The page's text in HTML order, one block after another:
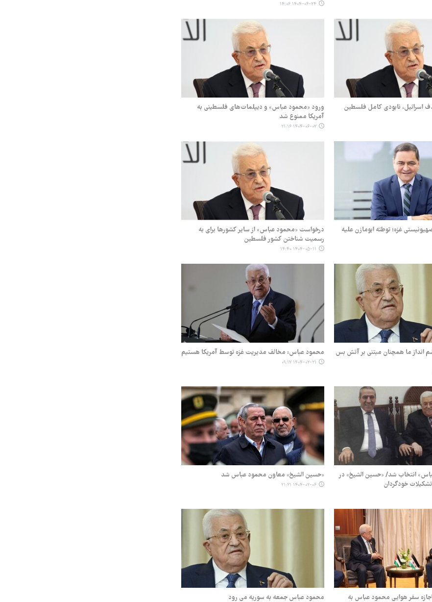
۱۴۰۴-۰۶-۲۴ ۱۴:۰۶
نابودی کامل فلسطین
ورود «محمود عباس» و دیپلمات‌های فلسطینی به
آمریکا ممنوع شد
۱۴۰۴-۰۶-۰۷ ۲۱:۱۶
غزه؛ توطئه ابومازن علیه
درخواست «محمود عباس» از سایر کشورها برای به
رسمیت شناختن کشور فلسطین
۱۴۰۴-۰۵-۱۱ ۱۴:۴۰
ما همچنان مبتنی بر آتش بس
محمود عباس: مخالف مدیریت غزه توسط آمریکا هستیم
۱۴۰۴-۰۲-۲۱ ۰۹:۱۷
انتخاب شد/ «حسین الشیخ» در
خودگردان
«حسین الشیخ» معاون محمود عباس شد
۱۴۰۴-۰۲-۰۶ ۲۱:۲۱
سفر هوایی محمود عباس به
محمود عباس جمعه به سوریه می رود